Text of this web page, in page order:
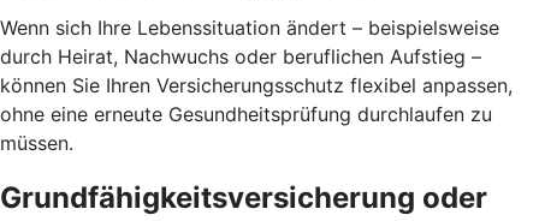
Wenn sich Ihre Lebenssituation ändert – beispielsweise
durch Heirat, Nachwuchs oder beruflichen Aufstieg –
können Sie Ihren Versicherungsschutz flexibel anpassen,
ohne eine erneute Gesundheitsprüfung durchlaufen zu
müssen.
Grundfähigkeitsversicherung oder